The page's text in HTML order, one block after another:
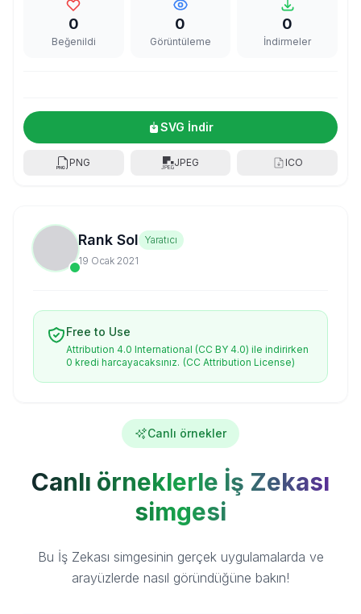
0
Beğenildi
0
Görüntüleme
0
İndirmeler
SVG İndir
PNG JPEG ICO
Rank Sol Yaratıcı
19 Ocak 2021
Free to Use
Attribution 4.0 International (CC BY 4.0) ile indirirken
0 kredi harcayacaksınız. (CC Attribution License)
Canlı örnekler
Canlı örneklerle İş Zekası
simgesi
Bu İş Zekası simgesinin gerçek uygulamalarda ve
arayüzlerde nasıl göründüğüne bakın!